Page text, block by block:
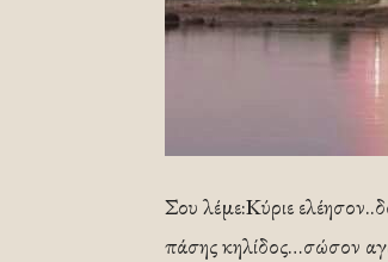
Σου λέμε:Κύριε
πάσης κηλίδος…σώσον